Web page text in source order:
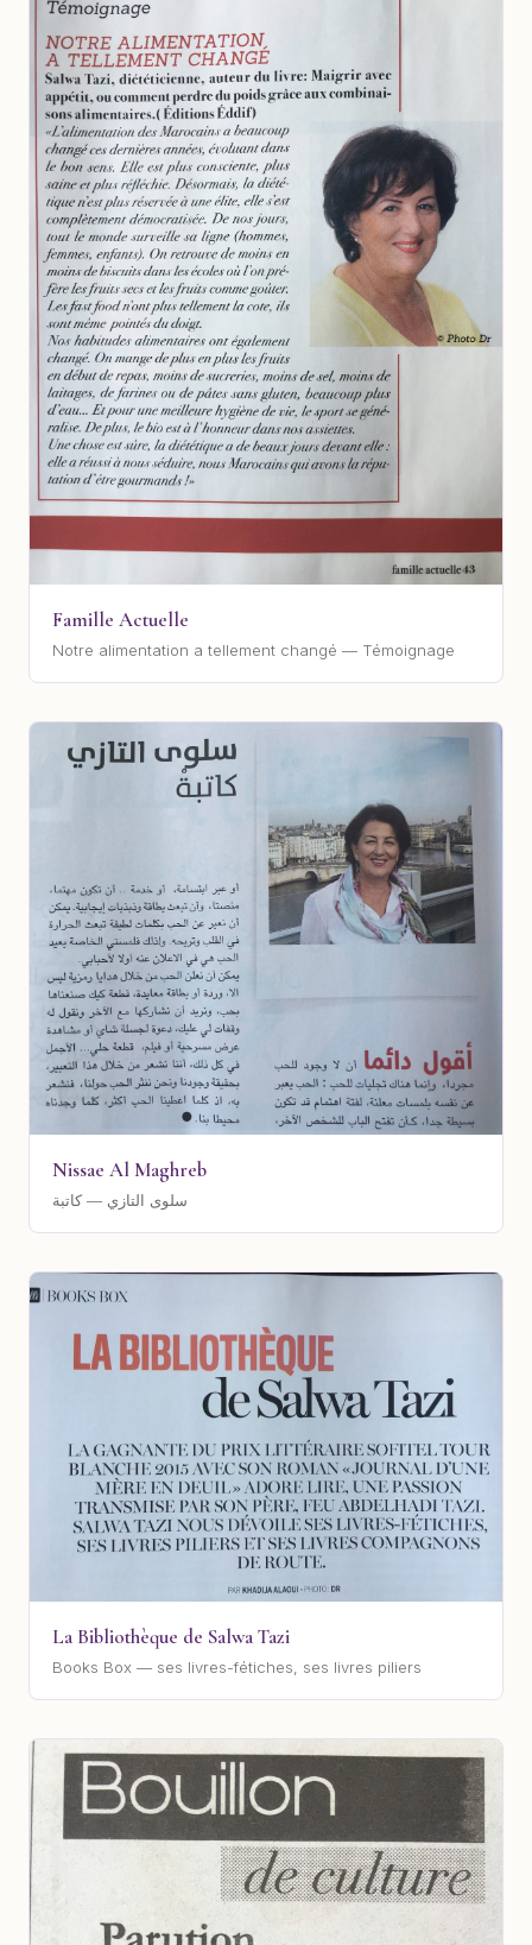
Famille Actuelle
Notre alimentation a tellement changé — Témoignage
Nissae Al Maghreb
سلوى التازي — كاتبة
La Bibliothèque de Salwa Tazi
Books Box — ses livres-fétiches, ses livres piliers